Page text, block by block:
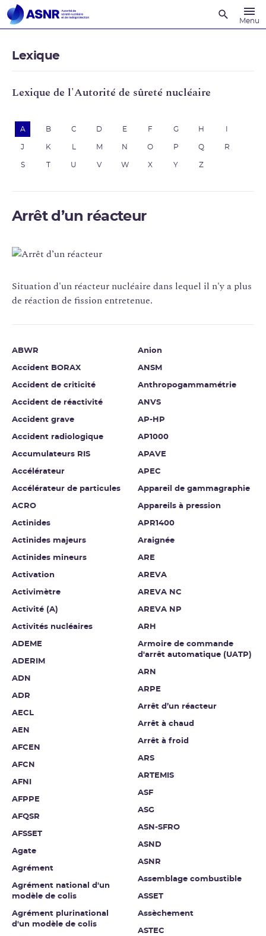
Menu
Lexique
Lexique de l'Autorité de sûreté nucléaire
A B C D E F G H
J K M N O P Q R
S U V W X Y Z
Arrêt d’un réacteur
Situation d'un réacteur nucléaire dans lequel il n'y a plus
de réaction de fission entretenue.
ABWR
Accident BORAX
Accident de criticité
Accident de réactivité
Accident grave
Accident radiologique
Accumulateurs RIS
Accélérateur
Accélérateur de particules
ACRO
Actinides
Actinides majeurs
Actinides mineurs
Activation
Activimètre
Activité (A)
Activités nucléaires
ADEME
ADERIM
ADN
ADR
AECL
AEN
AFCEN
AFCN
AFNI
AFPPE
AFQSR
AFSSET
Agate
Agrément
Agrément national d'un
modèle de colis
Agrément plurinational
d'un modèle de colis
Anion
ANSM
Anthropogammamétrie
ANVS
AP-HP
AP1000
APAVE
APEC
Appareil de gammagraphie
Appareils à pression
APR1400
Araignée
ARE
AREVA
AREVA NC
AREVA NP
ARH
Armoire de commande
d'arrêt automatique (UATP)
ARN
ARPE
Arrêt d’un réacteur
Arrêt à chaud
Arrêt à froid
ARS
ARTEMIS
ASF
ASG
ASN-SFRO
ASND
ASNR
Assemblage combustible
ASSET
Assèchement
ASTEC